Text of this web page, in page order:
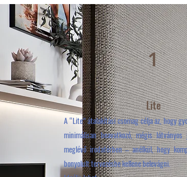
1
Lite
A “Lite” átalakítási csomag célja az, hogy
minimálisan beavatkozó, mégis
meglévő irodatérben – anélkül, hogy
bonyolult tervezésbe kellene belevágni.